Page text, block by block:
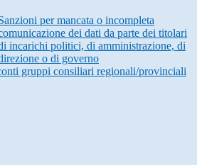
per mancata o incompleta
dei dati da parte dei titolari
incarichi politici, di amministrazione, di
o di governo
gruppi consiliari regionali/provinciali